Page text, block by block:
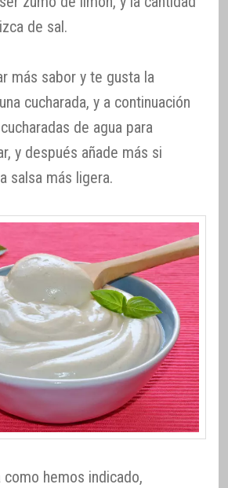
de sal.
más sabor y te gusta la
cucharada, y a continuación
de agua para
y después añade más si
salsa más ligera.
hemos indicado,